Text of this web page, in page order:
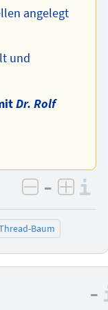
angelegt
und
Dr. Rolf
negativ
–
Baum
–